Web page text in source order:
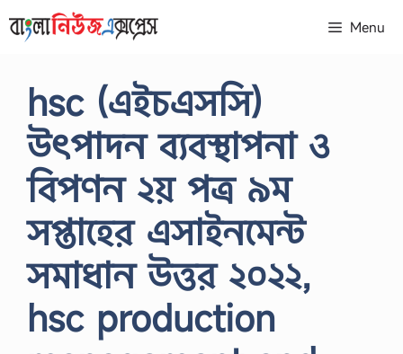
to
Menu
hsc (এইচএসসি)
উৎপাদন ব্যবস্থাপনা ও
বিপণন ২য় পত্র ৯ম
সপ্তাহের এসাইনমেন্ট
সমাধান উত্তর ২০২২,
hsc production